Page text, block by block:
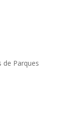
de Parques